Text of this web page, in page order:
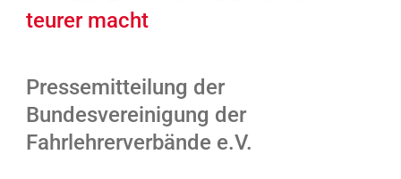
teurer macht
Pressemitteilung der
Bundesvereinigung der
Fahrlehrerverbände e.V.